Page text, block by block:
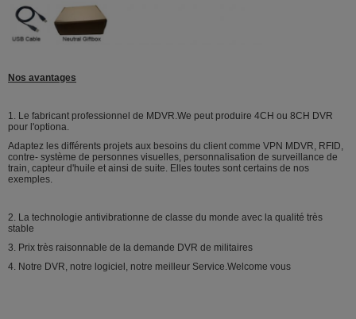
Nos avantages
1. Le fabricant professionnel de MDVR.We peut produire 4CH ou 8CH DVR
pour l'optiona.
Adaptez les différents projets aux besoins du client comme VPN MDVR, RFID,
contre- système de personnes visuelles, personnalisation de surveillance de
train, capteur d'huile et ainsi de suite. Elles toutes sont certains de nos
exemples.
2. La technologie antivibrationne de classe du monde avec la qualité très
stable
3. Prix très raisonnable de la demande DVR de militaires
4. Notre DVR, notre logiciel, notre meilleur Service.Welcome vous